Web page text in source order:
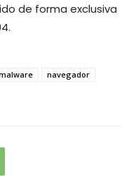
de forma exclusiva
navegador